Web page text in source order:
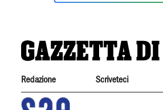
Redazione Scriveteci